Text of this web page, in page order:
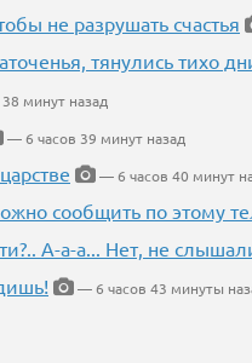
не разрушать счастья
тянулись тихо
минут назад
— 6 часов 39 минут назад
— 6 часов 40 минут
сообщить по этому
А-а-а... Нет, не
— 6 часов 43 минуты